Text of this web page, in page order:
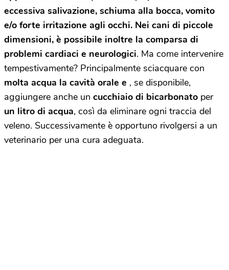
eccessiva salivazione, schiuma alla bocca, vomito
e/o forte irritazione agli occhi. Nei cani di piccole
dimensioni, è possibile inoltre la comparsa di
problemi cardiaci e neurologici. Ma come intervenire
tempestivamente? Principalmente sciacquare con
molta acqua la cavità orale e , se disponibile,
aggiungere anche un cucchiaio di bicarbonato per
un litro di acqua, così da eliminare ogni traccia del
veleno. Successivamente è opportuno rivolgersi a un
veterinario per una cura adeguata.